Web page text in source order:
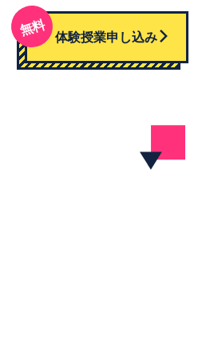
無料
体験授業申し込み